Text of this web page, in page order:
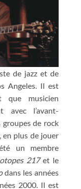
de jazz et de
Angeles. Il est
musicien
avec l’avant-
de rock
en plus de jouer
un membre
217et le
dans les années
2000. Il est